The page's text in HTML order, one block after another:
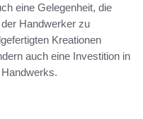
eine Gelegenheit, die
Handwerker zu
Kreationen
auch eine Investition in